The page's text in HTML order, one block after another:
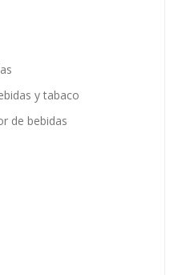
y tabaco
de bebidas